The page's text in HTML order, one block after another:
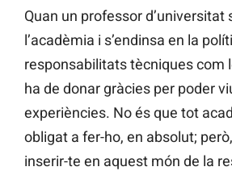
Quan un professor d’universitat
l’acadèmia i s’endinsa en la
responsabilitats tècniques com
ha de donar gràcies per poder
experiències. No és que tot
obligat a fer-ho, en absolut;
inserir-te en aquest món de la